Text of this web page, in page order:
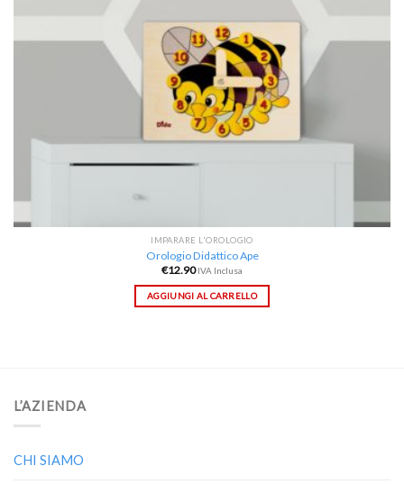
IMPARARE L'OROLOGIO
Orologio Didattico Ape
€12.90 IVA Inclusa
AGGIUNGI AL CARRELLO
L’AZIENDA
CHI SIAMO